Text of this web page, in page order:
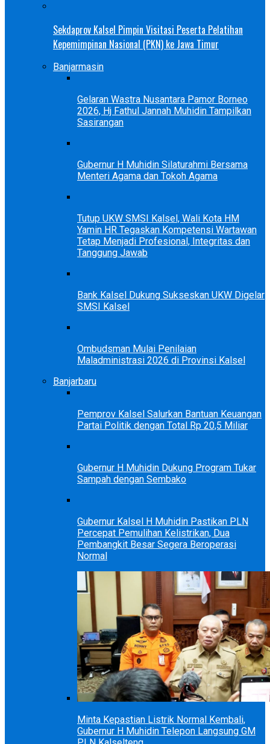
Sekdaprov Kalsel Pimpin Visitasi Peserta Pelatihan
Kepemimpinan Nasional (PKN) ke Jawa Timur
Banjarmasin
Gelaran Wastra Nusantara Pamor Borneo
2026, Hj Fathul Jannah Muhidin Tampilkan
Sasirangan
Gubernur H Muhidin Silaturahmi Bersama
Menteri Agama dan Tokoh Agama
Tutup UKW SMSI Kalsel, Wali Kota HM
Yamin HR Tegaskan Kompetensi Wartawan
Tetap Menjadi Profesional, Integritas dan
Tanggung Jawab
Bank Kalsel Dukung Sukseskan UKW Digelar
SMSI Kalsel
Ombudsman Mulai Penilaian
Maladministrasi 2026 di Provinsi Kalsel
Banjarbaru
Pemprov Kalsel Salurkan Bantuan Keuangan
Partai Politik dengan Total Rp 20,5 Miliar
Gubernur H Muhidin Dukung Program Tukar
Sampah dengan Sembako
Gubernur Kalsel H Muhidin Pastikan PLN
Percepat Pemulihan Kelistrikan, Dua
Pembangkit Besar Segera Beroperasi
Normal
Minta Kepastian Listrik Normal Kembali,
Gubernur H Muhidin Telepon Langsung GM